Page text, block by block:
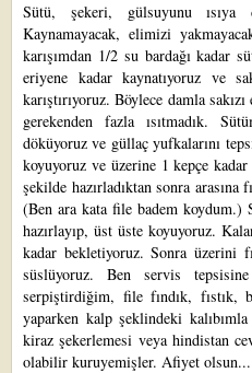
Sütü, şekeri, gülsuyunu ısıya
Kaynamayacak, elimizi
karışımdan 1/2 su bardağı kadar
eriyene kadar kaynatıyoruz ve
karıştırıyoruz. Böylece damla
gerekenden fazla ısıtmadık.
döküyoruz ve güllaç yufkalarını
koyuyoruz ve üzerine 1 kepçe
şekilde hazırladıktan sonra
(Ben ara kata file badem koydum.)
hazırlayıp, üst üste koyuyoruz.
kadar bekletiyoruz. Sonra üzerini
süslüyoruz. Ben servis
serpiştirdiğim, file fındık, fıstık,
yaparken kalp şeklindeki
kiraz şekerlemesi veya hindistan
olabilir kuruyemişler. Afiyet olsun...